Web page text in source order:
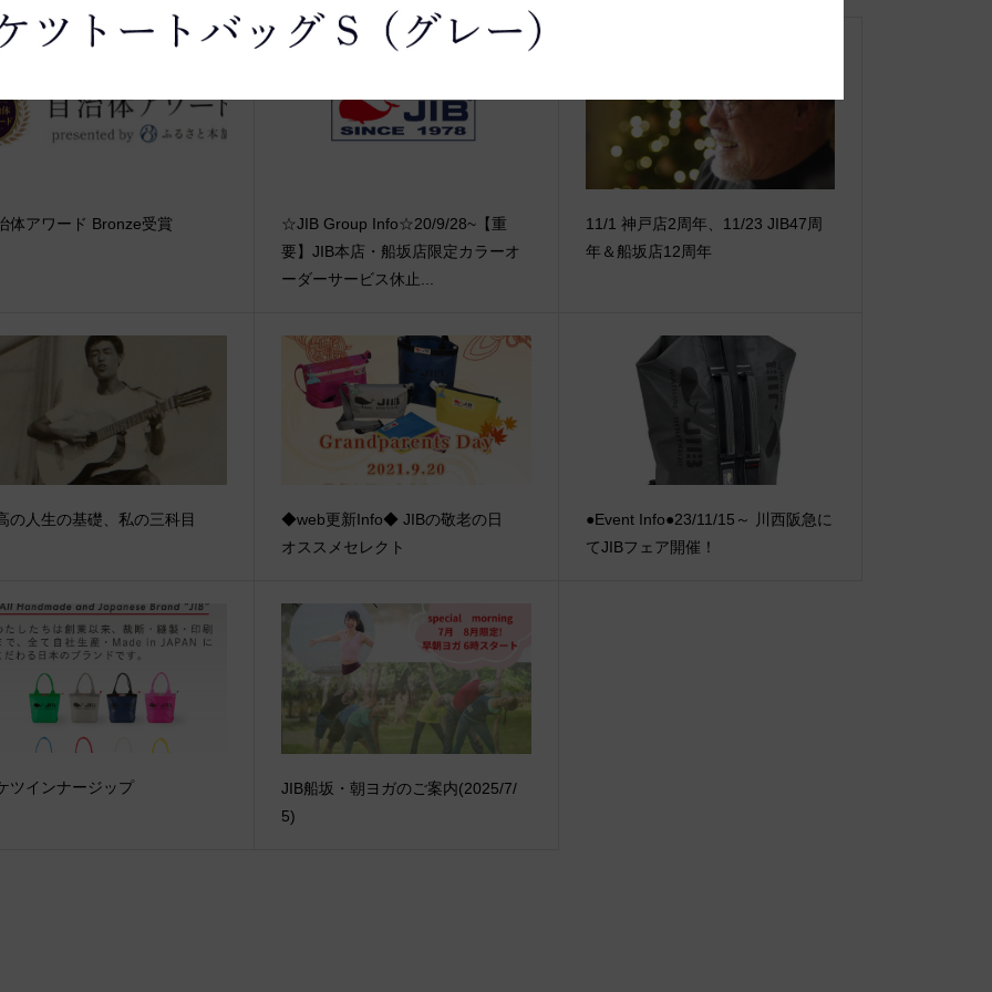
体アワード Bronze受賞
☆JIB Group Info☆20/9/28~【重
要】JIB本店・船坂店限定カラーオ
ーダーサービス休止...
11/1 神戸店2周年、11/23 JIB47周
年＆船坂店12周年
の人生の基礎、私の三科目
◆web更新Info◆ JIBの敬老の日
オススメセレクト
●Event Info●23/11/15～ 川西阪急に
てJIBフェア開催！
ツインナージップ
JIB船坂・朝ヨガのご案内(2025/7/
5)